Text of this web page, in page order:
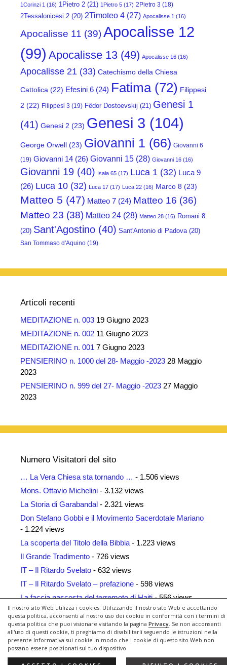
Il nostro sito Web utilizza i cookies. Utilizzando il nostro sito Web e accettando
questa politica, acconsenti al nostro uso dei cookie in conformità con i termini di
questa politica che puoi visionare visitando la pagina Privacy. Se non acconsenti
all'uso di questi cookie, ti preghiamo di disabilitarli seguendo le istruzioni nella
presente Informativa sui cookie in modo che i cookie di questo sito Web non
possano essere posizionati sul tuo dispositivo
1Corinzi 1 (16) 1Pietro 2 (21) 1Pietro 5 (17) 2Pietro 3 (18)
2Tessalonicesi 2 (20) 2Timoteo 4 (27) Apocalisse 1 (16)
Apocalisse 11 (39)Apocalisse 12
(99) Apocalisse 13 (49) Apocalisse 16 (16)
Apocalisse 21 (33) Catechismo della Chiesa
Cattolica (22) Efesini 6 (24) Fatima(72) Filippesi
2 (22) Filippesi 3 (19) Fëdor Dostoevskij (21) Genesi 1
(41) Genesi 2 (23) Genesi 3 (104)
George Orwell (23) Giovanni 1 (66) Giovanni 6
(19) Giovanni 14 (26) Giovanni 15 (28) Giovanni 16 (16)
Giovanni 19 (40) Isaia 65 (17) Luca 1 (32) Luca 9
(26) Luca 10 (32) Luca 17 (17) Luca 22 (16) Marco 8 (23)
Matteo 5 (47) Matteo 7 (24) Matteo 16 (36)
Matteo 23 (38) Matteo 24 (28) Matteo 28 (16) Romani 8
(20) Sant'Agostino (40) Sant'Antonio di Padova(20)
San Tommaso d'Aquino (19)
Articoli recenti
MEDITAZIONE n. 003 19 Giugno 2023
MEDITAZIONE n. 002 11 Giugno 2023
MEDITAZIONE n. 001 7 Giugno 2023
PENSIERINO n. 1000 del 28- Maggio -2023 28 Maggio
2023
PENSIERINO n. 999 del 27- Maggio -2023 27 Maggio
2023
Numero Visitatori del sito
… La Vera Chiesa sta tornando … - 1.506 views
Mons. Ottavio Michelini - 3.132 views
La Storia di Garabandal - 2.321 views
Don Stefano Gobbi e il Movimento Sacerdotale Mariano
- 1.224 views
La scoperta del Titolo della Bibbia - 1.223 views
Il Grande Tradimento - 726 views
IT – Il Ritardo Svelato - 632 views
IT – Il Ritardo Svelato – prefazione - 598 views
La faccia nascosta del terremoto di Haiti- 556 views
Siti Amici- 461 views
© 2026 Il Ritardo Svelato • Creato conGeneratePress